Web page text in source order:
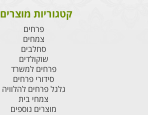
קטגוריות מוצרים
פרחים
צמחים
סחלבים
שוקולדים
פרחים למשרד
סידורי פרחים
גלגל פרחים להלוויה
צמחי בית
מוצרים נוספים